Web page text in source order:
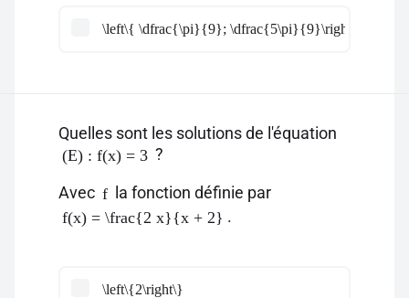
\left\{ \dfrac{\pi}{9}; \dfrac{5\pi}{9}\right\}
Quelles sont les solutions de l'équation
(E) : f(x) = 3 ?
Avec f la fonction définie par
f(x) = \frac{2 x}{x + 2} .
\left\{2\right\}